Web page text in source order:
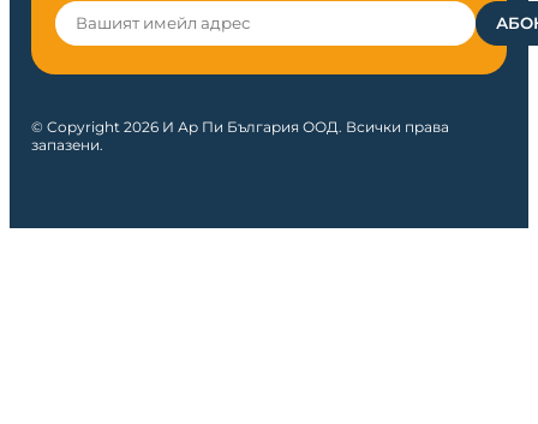
© Copyright 2026 И Ар Пи България ООД. Всички права
запазени.